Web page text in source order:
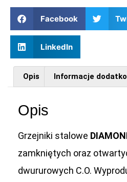
Facebook
LinkedIn
Opis Informacje
Opis
Grzejniki stalowe
zamkniętych oraz
dwururowych C.O.